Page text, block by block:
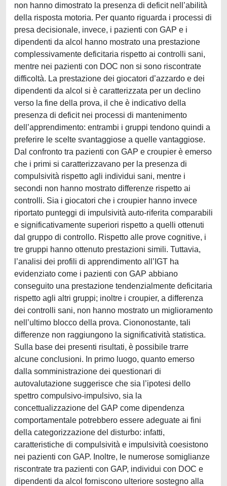
non hanno dimostrato la presenza di deficit nell’abilità
della risposta motoria. Per quanto riguarda i processi di
presa decisionale, invece, i pazienti con GAP e i
dipendenti da alcol hanno mostrato una prestazione
complessivamente deficitaria rispetto ai controlli sani,
mentre nei pazienti con DOC non si sono riscontrate
difficoltà. La prestazione dei giocatori d’azzardo e dei
dipendenti da alcol si è caratterizzata per un declino
verso la fine della prova, il che è indicativo della
presenza di deficit nei processi di mantenimento
dell’apprendimento: entrambi i gruppi tendono quindi a
preferire le scelte svantaggiose a quelle vantaggiose.
Dal confronto tra pazienti con GAP e croupier è emerso
che i primi si caratterizzavano per la presenza di
compulsività rispetto agli individui sani, mentre i
secondi non hanno mostrato differenze rispetto ai
controlli. Sia i giocatori che i croupier hanno invece
riportato punteggi di impulsività auto-riferita comparabili
e significativamente superiori rispetto a quelli ottenuti
dal gruppo di controllo. Rispetto alle prove cognitive, i
tre gruppi hanno ottenuto prestazioni simili. Tuttavia,
l’analisi dei profili di apprendimento all’IGT ha
evidenziato come i pazienti con GAP abbiano
conseguito una prestazione tendenzialmente deficitaria
rispetto agli altri gruppi; inoltre i croupier, a differenza
dei controlli sani, non hanno mostrato un miglioramento
nell’ultimo blocco della prova. Ciononostante, tali
differenze non raggiungono la significatività statistica.
Sulla base dei presenti risultati, è possibile trarre
alcune conclusioni. In primo luogo, quanto emerso
dalla somministrazione dei questionari di
autovalutazione suggerisce che sia l’ipotesi dello
spettro compulsivo-impulsivo, sia la
concettualizzazione del GAP come dipendenza
comportamentale potrebbero essere adeguate ai fini
della categorizzazione del disturbo: infatti,
caratteristiche di compulsività e impulsività coesistono
nei pazienti con GAP. Inoltre, le numerose somiglianze
riscontrate tra pazienti con GAP, individui con DOC e
dipendenti da alcol forniscono ulteriore sostegno alla